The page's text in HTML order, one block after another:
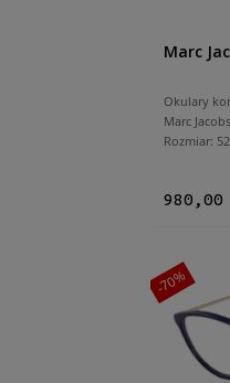
Marc
Okulary
Marc
Rozmiar:
980,00
-70%